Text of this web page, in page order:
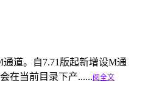
通道。自7.71版起新增设M通
在当前目录下产......阅全文